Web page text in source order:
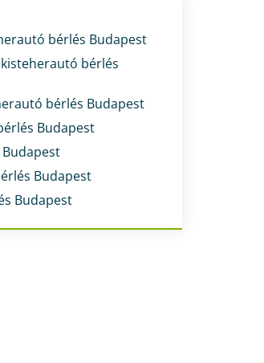
bérlés Budapest
bérlés
bérlés Budapest
Budapest
Budapest
Budapest